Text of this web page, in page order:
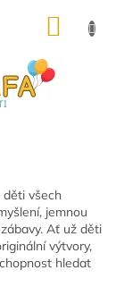
děti všech
jemnou
Ať už děti
výtvory,
hledat